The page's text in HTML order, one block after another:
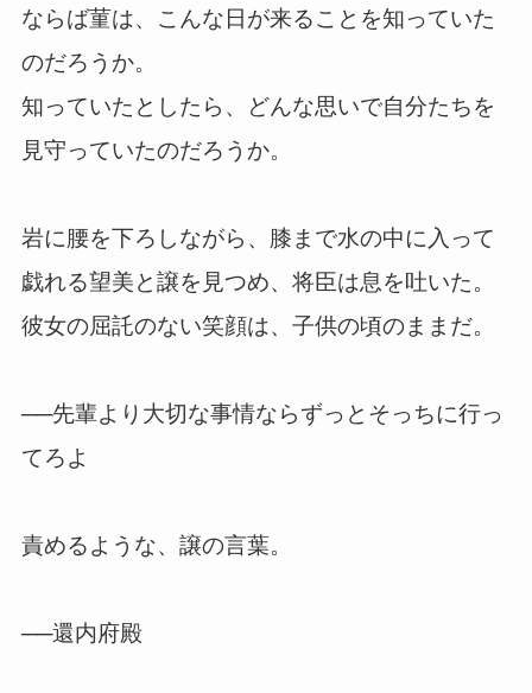
ならば菫は、こんな日が来ることを知っていた
のだろうか。
知っていたとしたら、どんな思いで自分たちを
見守っていたのだろうか。
岩に腰を下ろしながら、膝まで水の中に入って
戯れる望美と譲を見つめ、将臣は息を吐いた。
彼女の屈託のない笑顔は、子供の頃のままだ。
──先輩より大切な事情ならずっとそっちに行っ
てろよ
責めるような、譲の言葉。
──還内府殿